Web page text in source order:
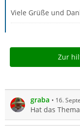
Viele Grüße und
Zur
graba 16.
Hat das